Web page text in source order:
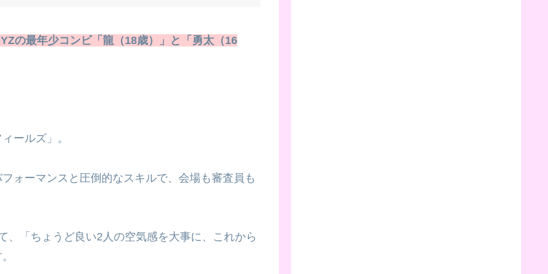
の最年少コンビ「龍（18歳）」と「勇太（16
ールズ」。
ォーマンスと圧倒的なスキルで、会場も審査員も
「ちょうど良い2人の空気感を大事に、これから